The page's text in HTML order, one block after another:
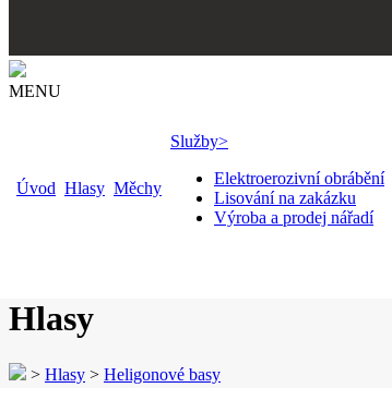
MENU
Úvod Hlasy Měchy
Služby>
Elektroerozivní obrábění
Lisování na zakázku
Výroba a prodej nářadí
Hlasy
> Hlasy > Heligonové basy